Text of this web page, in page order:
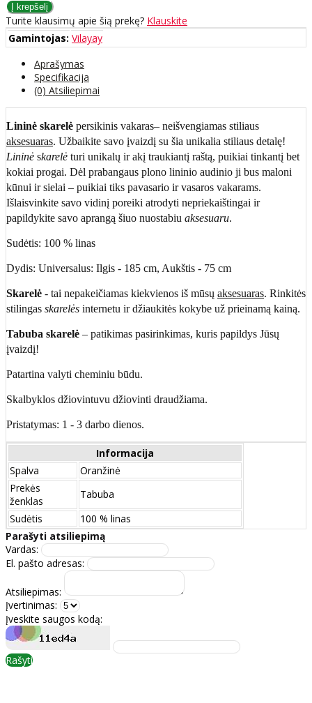
Turite klausimų apie šią prekę? Klauskite
Gamintojas: Vilayay
Aprašymas
Specifikacija
(0) Atsiliepimai
Lininė skarelė persikinis vakaras– neišvengiamas stiliaus
aksesuaras. Užbaikite savo įvaizdį su šia unikalia stiliaus detalę!
Lininė skarelė turi unikalų ir akį traukiantį raštą, puikiai tinkantį bet
kokiai progai. Dėl prabangaus plono lininio audinio ji bus maloni
kūnui ir sielai – puikiai tiks pavasario ir vasaros vakarams.
Išlaisvinkite savo vidinį poreiki atrodyti nepriekaištingai ir
papildykite savo aprangą šiuo nuostabiu aksesuaru.
Sudėtis: 100 % linas
Dydis: Universalus: Ilgis - 185 cm, Aukštis - 75 cm
Skarelė - tai nepakeičiamas kiekvienos iš mūsų aksesuaras. Rinkitės
stilingas skarelės internetu ir džiaukitės kokybe už prieinamą kainą.
Tabuba skarelė – patikimas pasirinkimas, kuris papildys Jūsų
įvaizdį!
Patartina valyti cheminiu būdu.
Skalbyklos džiovintuvu džiovinti draudžiama.
Pristatymas: 1 - 3 darbo dienos.
Informacija
Spalva
Oranžinė
Prekės
ženklas
Tabuba
Sudėtis
100 % linas
Parašyti atsiliepimą
Vardas:
El. pašto adresas:
Atsiliepimas:
Įvertinimas:
Įveskite saugos kodą:
Rašyti